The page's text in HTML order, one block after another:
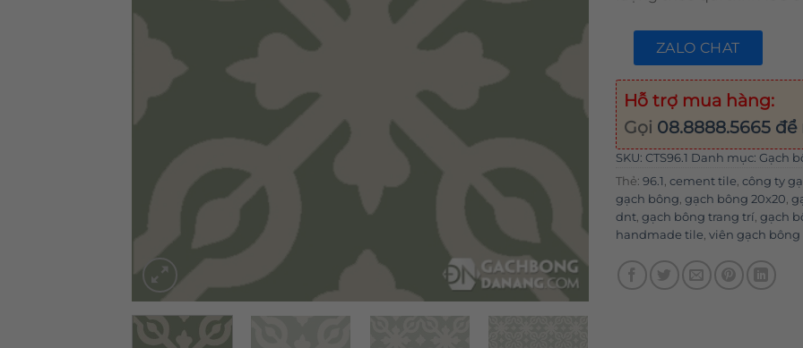
ZALO CHAT
Hỗ trợ mua hàng:
Gọi 08.8888.5665 để
SKU: CTS96.1 Danh mục: Gạch
Thẻ: 96.1 , cement tile, công ty
gạch bông, gạch bông 20x20,
dnt, gạch bông trang trí, gạch
handmade tile, viên gạch